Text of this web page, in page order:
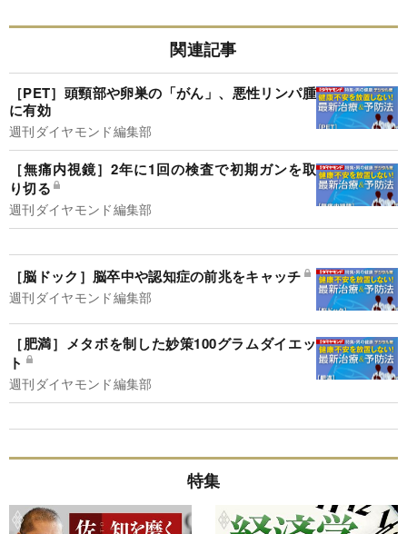
関連記事
［PET］頭頸部や卵巣の「がん」、悪性リンパ腫
に有効
週刊ダイヤモンド編集部
［無痛内視鏡］2年に1回の検査で初期ガンを取
り切る
週刊ダイヤモンド編集部
［脳ドック］脳卒中や認知症の前兆をキャッチ
週刊ダイヤモンド編集部
［肥満］メタボを制した妙策100グラムダイエッ
ト
週刊ダイヤモンド編集部
特集